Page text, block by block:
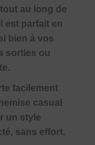
au long de
est parfait en
bien à vos
sorties ou
facilement
casual
un style
sans effort.